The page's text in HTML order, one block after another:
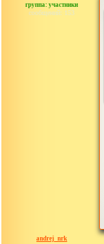
группа: участники
сообщений: 153
andrej_nrk